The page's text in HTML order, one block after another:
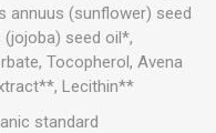
annuus (sunflower) seed
seed oil*,
Tocopherol, Avena
Lecithin**
standard